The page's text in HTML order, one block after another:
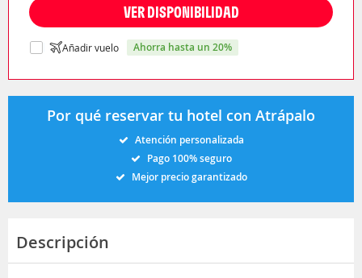
VER DISPONIBILIDAD
Añadir vuelo ahorra hasta un 20%
Por qué reservar tu hotel con Atrápalo
Atención personalizada
Pago 100% seguro
Mejor precio garantizado
Descripción